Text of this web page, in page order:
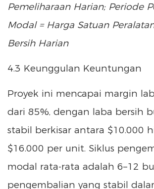
Pemeliharaan Harian; Periode
Modal = Harga Satuan
Bersih Harian
4.3 Keunggulan Keuntungan
Proyek ini mencapai margin
dari 85%, dengan laba bersih
stabil berkisar antara $10.000
$16.000 per unit. Siklus
modal rata-rata adalah 6–12
pengembalian yang stabil